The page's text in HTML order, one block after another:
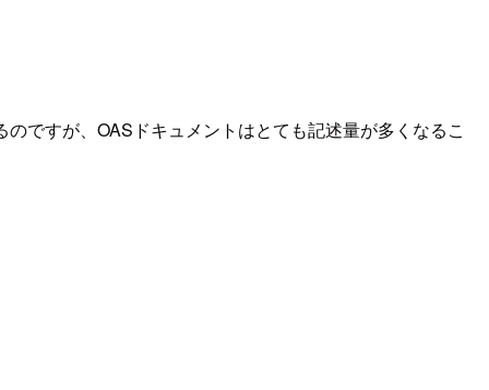
ですが、OASドキュメントはとても記述量が多くなるこ